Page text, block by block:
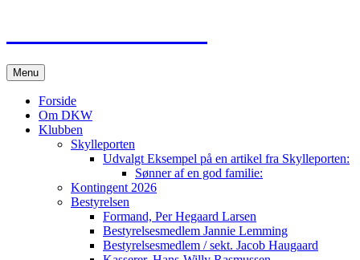
Menu Videre
til
indhold
Forside
Om DKW
Klubben
Skylleporten
Udvalgt Eksempel på en artikel fra Skylleporten:
Sønner af en god familie:
Kontingent 2026
Bestyrelsen
Formand, Per Hegaard Larsen
Bestyrelsesmedlem Jannie Lemming
Bestyrelsesmedlem / sekt. Jacob Haugaard